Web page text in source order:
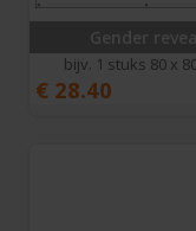
Gender
bijv. 1 stuks 80 x
€ 28.40